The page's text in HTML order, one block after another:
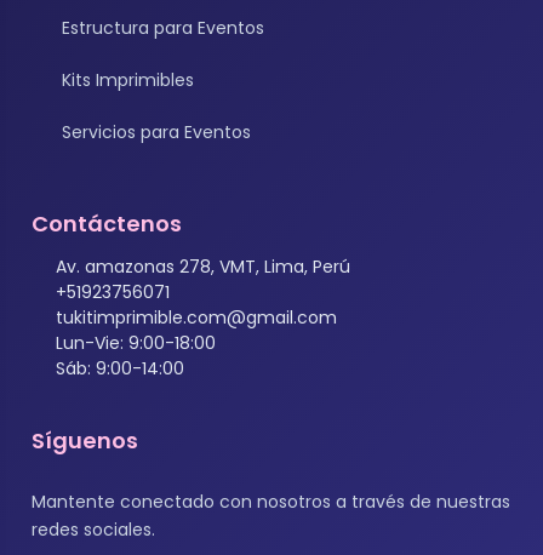
Estructura para Eventos
Kits Imprimibles
Servicios para Eventos
Contáctenos
Av. amazonas 278, VMT, Lima, Perú
+51923756071
tukitimprimible.com@gmail.com
Lun-Vie: 9:00-18:00
Sáb: 9:00-14:00
Síguenos
Mantente conectado con nosotros a través de nuestras
redes sociales.